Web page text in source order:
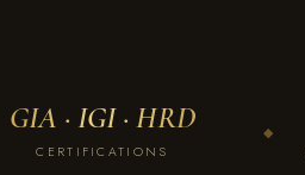
GIA · IGI · HRD
CERTIFICATIONS
◆